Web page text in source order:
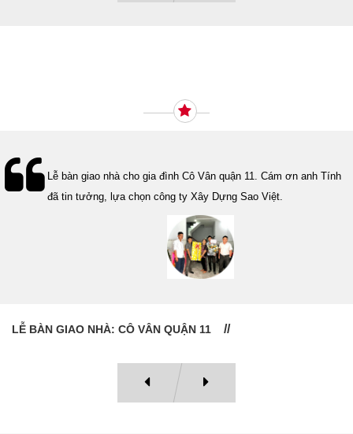
Lễ bàn giao nhà cho gia đình Cô Vân quận 11. Cám ơn anh Tính
đã tin tưởng, lựa chọn công ty Xây Dựng Sao Việt.
LỄ BÀN GIAO NHÀ: CÔ VÂN QUẬN 11